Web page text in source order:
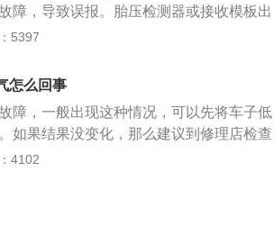
障，导致误报。胎压检测器或接收模板出
般胎压监测器都有着不错的耐久度，但是
强，轮胎胎压是汽车的血压，胎压的高低
用。
5397
怎么回事
障，一般出现这种情况，可以先将车子低
如果结果没变化，那么建议到修理店检查
据说明，由爆胎惹起的车祸在恶性交通事
，防止人和车产生严重的损伤。
4102